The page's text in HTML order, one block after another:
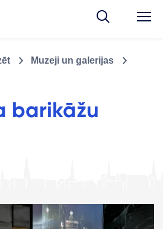
Muzeji un galerijas
barikāžu